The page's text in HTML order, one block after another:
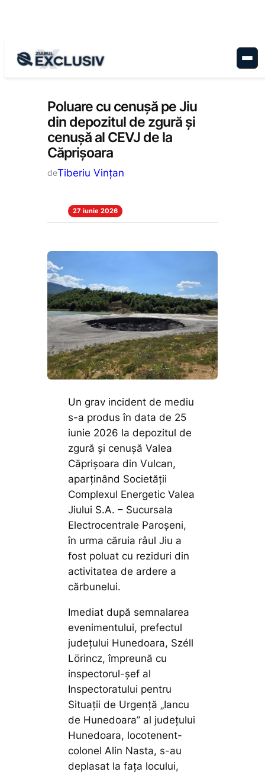
Stiri la zi
Poluare cu cenușă pe Jiu
din depozitul de zgură și
cenușă al CEVJ de la
Căprișoara
deTiberiu Vințan
27 iunie 2026
Un grav incident de mediu
s-a produs în data de 25
iunie 2026 la depozitul de
zgură și cenușă Valea
Căprișoara din Vulcan,
aparținând Societății
Complexul Energetic Valea
Jiului S.A. – Sucursala
Electrocentrale Paroșeni,
în urma căruia râul Jiu a
fost poluat cu reziduri din
activitatea de ardere a
cărbunelui.
Imediat după semnalarea
evenimentului, prefectul
județului Hunedoara, Széll
Lörincz, împreună cu
inspectorul-șef al
Inspectoratului pentru
Situații de Urgență „Iancu
de Hunedoara” al județului
Hunedoara, locotenent-
colonel Alin Nasta, s-au
deplasat la fața locului,